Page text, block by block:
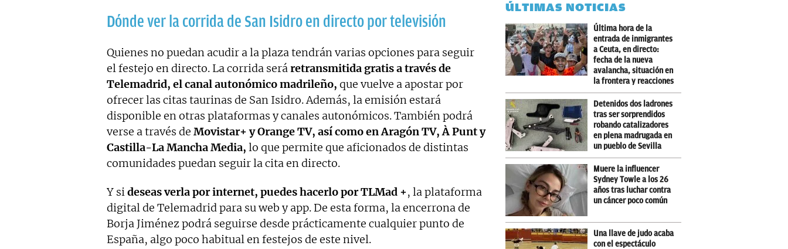
Dónde ver la corrida de San Isidro en directo por televisión
Quienes no puedan acudir a la plaza tendrán varias opciones para seguir
el festejo en directo. La corrida seráretransmitida gratis a través de
Telemadrid, el canal autonómico madrileño, que vuelve a apostar por
ofrecer las citas taurinas de San Isidro. Además, la emisión estará
disponible en otras plataformas y canales autonómicos. También podrá
verse a través de Movistar+ y Orange TV, así como en Aragón TV, À Punt y
Castilla-La Mancha Media, lo que permite que aficionados de distintas
comunidades puedan seguir la cita en directo.
Y sideseas verla por internet, puedes hacerlo por TLMad +, la plataforma
digital de Telemadrid para su web y app. De esta forma, la encerrona de
Borja Jiménez podrá seguirse desde prácticamente cualquier punto de
España, algo poco habitual en festejos de este nivel.
ÚLTIMAS NOTICIAS
Última hora de la
entrada de inmigrantes
a Ceuta, en directo:
fecha de la nueva
avalancha, situación en
la frontera y reacciones
Detenidos dos ladrones
tras ser sorprendidos
robando catalizadores
en plena madrugada en
un pueblo de Sevilla
Muere la influencer
Sydney Towle a los 26
años tras luchar contra
un cáncer poco común
Una llave de judo acaba
con el espectáculo